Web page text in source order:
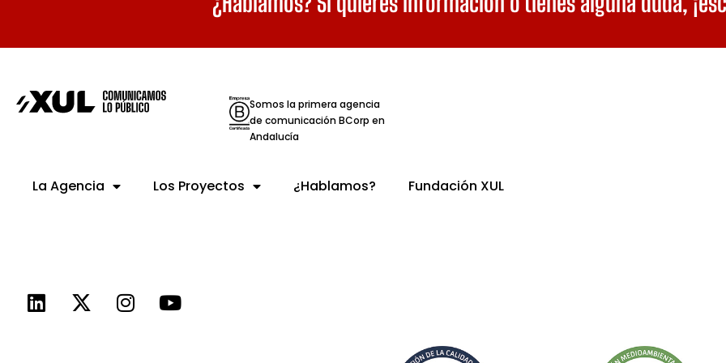
Somos la primera agencia
de comunicación BCorp en
Andalucía
La Agencia Los Proyectos ¿Hablamos? Fundación XUL